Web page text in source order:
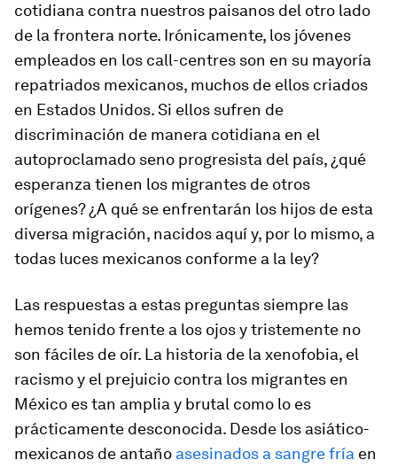
cotidiana contra nuestros paisanos del otro lado
de la frontera norte. Irónicamente, los jóvenes
empleados en los call-centres son en su mayoría
repatriados mexicanos, muchos de ellos criados
en Estados Unidos. Si ellos sufren de
discriminación de manera cotidiana en el
autoproclamado seno progresista del país, ¿qué
esperanza tienen los migrantes de otros
orígenes? ¿A qué se enfrentarán los hijos de esta
diversa migración, nacidos aquí y, por lo mismo, a
todas luces mexicanos conforme a la ley?
Las respuestas a estas preguntas siempre las
hemos tenido frente a los ojos y tristemente no
son fáciles de oír. La historia de la xenofobia, el
racismo y el prejuicio contra los migrantes en
México es tan amplia y brutal como lo es
prácticamente desconocida. Desde los asiático-
mexicanos de antaño asesinados a sangre fría en